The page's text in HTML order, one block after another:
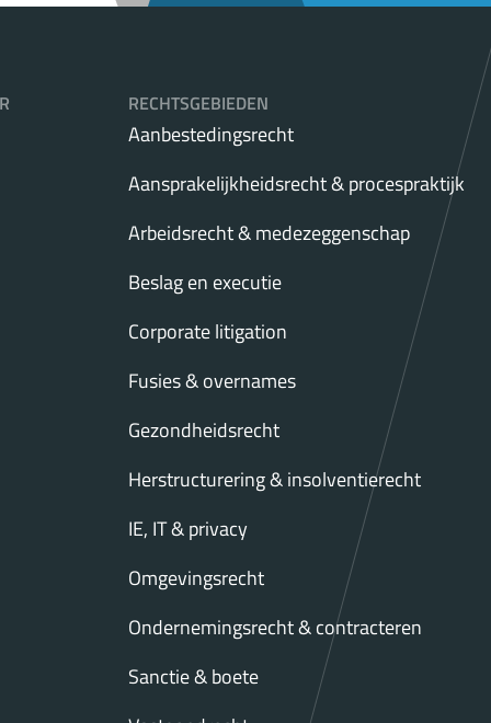
RECHTSGEBIEDEN
Aanbestedingsrecht
Aansprakelijkheidsrecht & procespraktijk
Arbeidsrecht & medezeggenschap
Beslag en executie
Corporate litigation
Fusies & overnames
Gezondheidsrecht
Herstructurering & insolventierecht
IE, IT & privacy
Omgevingsrecht
Ondernemingsrecht & contracteren
Sanctie & boete